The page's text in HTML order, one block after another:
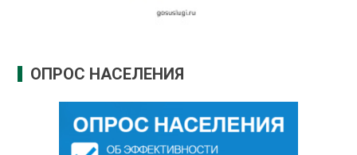
ОПРОС НАСЕЛЕНИЯ